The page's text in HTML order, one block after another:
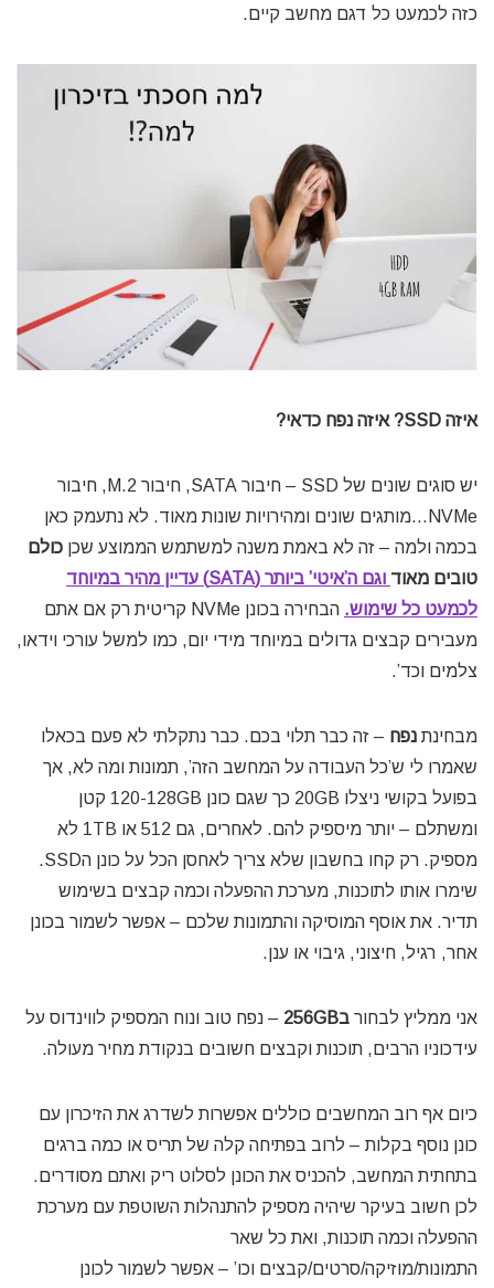
כזה לכמעט כל דגם מחשב קיים.
איזה SSD? איזה נפח כדאי?
יש סוגים שונים של SSD – חיבור SATA, חיבור M.2, חיבור
NVMe…מותגים שונים ומהירויות שונות מאוד. לא נתעמק כאן
בכמה ולמה – זה לא באמת משנה למשתמש הממוצע שכן כולם
טובים מאוד
וגם ה’איטי’ ביותר (SATA) עדיין מהיר במיוחד
לכמעט כל שימוש.
הבחירה בכונן NVMe קריטית רק אם אתם
מעבירים קבצים גדולים במיוחד מידי יום, כמו למשל עורכי וידאו,
צלמים וכד’.
מבחינת נפח – זה כבר תלוי בכם. כבר נתקלתי לא פעם בכאלו
שאמרו לי ש’כל העבודה על המחשב הזה’, תמונות ומה לא, אך
בפועל בקושי ניצלו 20GB כך שגם כונן 120-128GB קטן
ומשתלם – יותר מיספיק להם. לאחרים, גם 512 או 1TB לא
מספיק. רק קחו בחשבון שלא צריך לאחסן הכל על כונן הSSD.
שימרו אותו לתוכנות, מערכת ההפעלה וכמה קבצים בשימוש
תדיר. את אוסף המוסיקה והתמונות שלכם – אפשר לשמור בכונן
אחר, רגיל, חיצוני, גיבוי או ענן.
אני ממליץ לבחור ב256GB
– נפח טוב ונוח המספיק לווינדוס על
עידכוניו הרבים, תוכנות וקבצים חשובים בנקודת מחיר מעולה.
כיום אף רוב המחשבים כוללים אפשרות לשדרג את הזיכרון עם
כונן נוסף בקלות – לרוב בפתיחה קלה של תריס או כמה ברגים
בתחתית המחשב, להכניס את הכונן לסלוט ריק ואתם מסודרים.
לכן חשוב בעיקר שיהיה מספיק להתנהלות השוטפת עם מערכת
ההפעלה וכמה תוכנות, ואת כל שאר
התמונות/מוזיקה/סרטים/קבצים וכו’ – אפשר לשמור לכונן